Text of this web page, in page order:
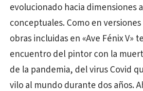
evolucionado hacia dimensiones
conceptuales. Como en
obras incluidas en «Ave Fénix V»
encuentro del pintor con la
de la pandemia, del virus Covid
vilo al mundo durante dos años.